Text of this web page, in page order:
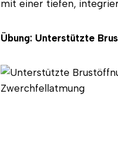
mit einer tiefen,
Übung: Unterstützte